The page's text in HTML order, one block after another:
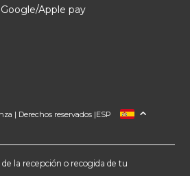
Apple pay
| Derechos reservados |
FRANCIA
ALEMANIA
ESP
la recepción o recogida de tu